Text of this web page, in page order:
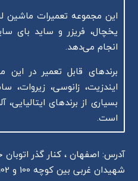
این مجموعه تعمیرات ماشین
یخچال، فریزر و ساید بای
انجام می‌دهد.
برندهای قابل تعمیر در
ایندزیت، زانوسی، زیروات،
بسیاری از برندهای
است.
شهیدان غربی بین کوچه 100 و 102